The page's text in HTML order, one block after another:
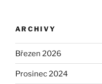
ARCHIVY
Březen 2026
Prosinec 2024